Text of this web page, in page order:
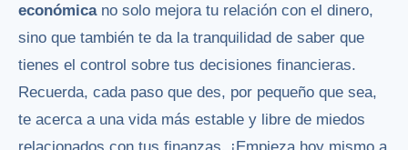
económicano solo mejora tu relación con el dinero,
sino que también te da la tranquilidad de saber que
tienes el control sobre tus decisiones financieras.
Recuerda, cada paso que des, por pequeño que sea,
te acerca a una vida más estable y libre de miedos